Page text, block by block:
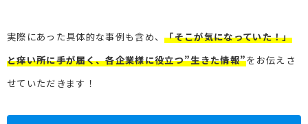
実際にあった具体的な事例も含め、「そこが気になっていた！」
と痒い所に手が届く、各企業様に役立つ”生きた情報”をお伝えさ
せていただきます！